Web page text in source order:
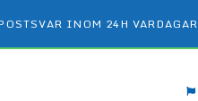
INOM 24H VARDAGAR